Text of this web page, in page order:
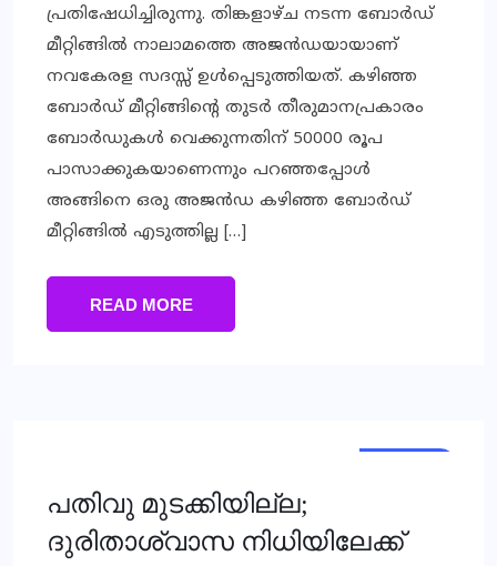
പ്രതിഷേധിച്ചിരുന്നു. തിങ്കളാഴ്ച നടന്ന ബോർഡ്
മീറ്റിങ്ങിൽ നാലാമത്തെ അജൻഡയായാണ്
നവകേരള സദസ്സ് ഉൾപ്പെടുത്തിയത്. കഴിഞ്ഞ
ബോർഡ് മീറ്റിങ്ങിന്റെ തുടർ തീരുമാനപ്രകാരം
ബോർഡുകൾ വെക്കുന്നതിന് 50000 രൂപ
പാസാക്കുകയാണെന്നും പറഞ്ഞപ്പോൾ
അങ്ങിനെ ഒരു അജൻഡ കഴിഞ്ഞ ബോർഡ്
മീറ്റിങ്ങിൽ എടുത്തില്ല […]
READ MORE
പതിവു മുടക്കിയില്ല;
ദുരിതാശ്വാസ നിധിയിലേക്ക്